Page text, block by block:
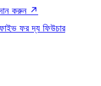
করুন ↗
ফর দ্য ফিউচার